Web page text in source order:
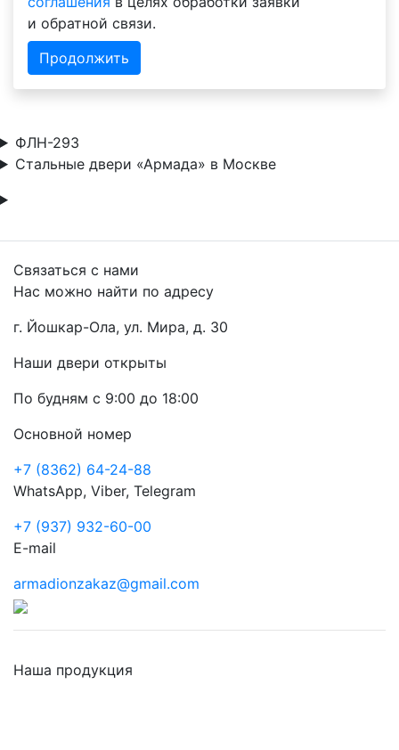
и обратной связи.
Продолжить
ФЛН-293
Стальные двери «Армада» в Москве
Связаться с нами
Нас можно найти по адресу
г. Йошкар-Ола, ул. Мира, д. 30
Наши двери открыты
По будням с 9:00 до 18:00
Основной номер
+7 (8362) 64-24-88
WhatsApp, Viber, Telegram
+7 (937) 932-60-00
E-mail
armadionzakaz@gmail.com
Наша продукция